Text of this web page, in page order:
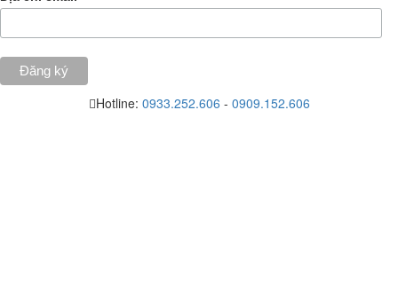
Hotline: 0933.252.606 - 0909.152.606